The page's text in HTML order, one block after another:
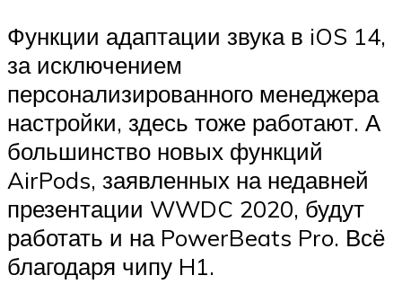
Функции адаптации звука в iOS 14,
за исключением
персонализированного менеджера
настройки, здесь тоже работают. А
большинство новых функций
AirPods, заявленных на недавней
презентации WWDC 2020, будут
работать и на PowerBeats Pro. Всё
благодаря чипу H1.